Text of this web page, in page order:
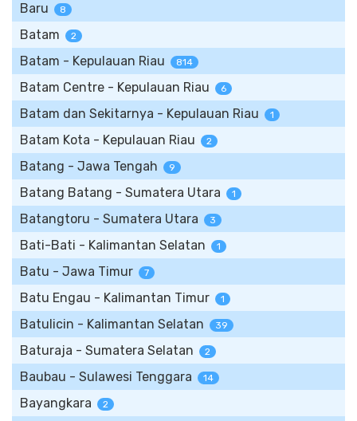
Baru 8
Batam 2
Batam - Kepulauan Riau 814
Batam Centre - Kepulauan Riau 6
Batam dan Sekitarnya - Kepulauan Riau 1
Batam Kota - Kepulauan Riau 2
Batang - Jawa Tengah 9
Batang Batang - Sumatera Utara 1
Batangtoru - Sumatera Utara 3
Bati-Bati - Kalimantan Selatan 1
Batu - Jawa Timur 7
Batu Engau - Kalimantan Timur 1
Batulicin - Kalimantan Selatan 39
Baturaja - Sumatera Selatan 2
Baubau - Sulawesi Tenggara 14
Bayangkara 2